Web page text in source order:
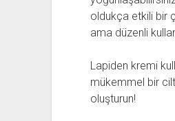
oldukça etkili bir
ama düzenli
Lapiden kremi
mükemmel bir
oluşturun!